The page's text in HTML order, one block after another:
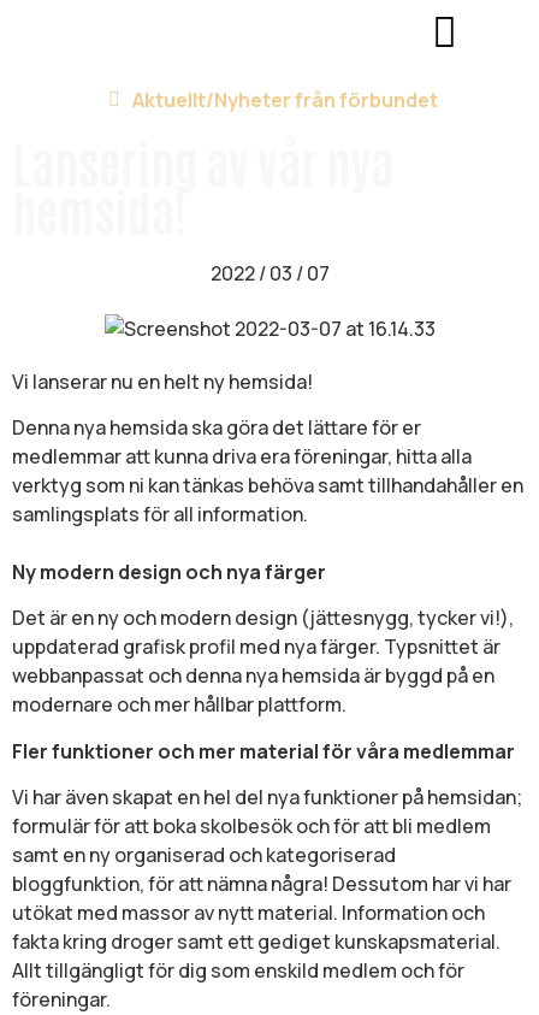
Aktuellt/Nyheter från förbundet
2022 / 03 / 07
Vi lanserar nu en helt ny hemsida!
Denna nya hemsida ska göra det lättare för er
medlemmar att kunna driva era föreningar, hitta alla
verktyg som ni kan tänkas behöva samt tillhandahåller en
samlingsplats för all information.
Ny modern design och nya färger
Det är en ny och modern design (jättesnygg, tycker vi!),
uppdaterad grafisk profil med nya färger. Typsnittet är
webbanpassat och denna nya hemsida är byggd på en
modernare och mer hållbar plattform.
Fler funktioner och mer material för våra medlemmar
Vi har även skapat en hel del nya funktioner på hemsidan;
formulär för att boka skolbesök och för att bli medlem
samt en ny organiserad och kategoriserad
bloggfunktion, för att nämna några! Dessutom har vi har
utökat med massor av nytt material. Information och
fakta kring droger samt ett gediget kunskapsmaterial.
Allt tillgängligt för dig som enskild medlem och för
föreningar.